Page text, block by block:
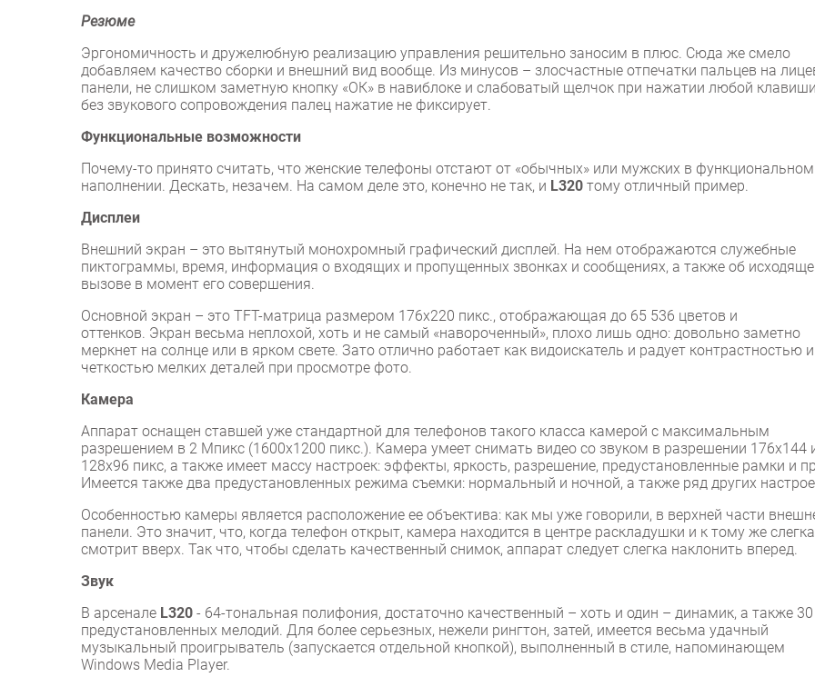
Резюме
Эргономичность и дружелюбную реализацию управления решительно заносим в плюс. Сюда же смело
добавляем качество сборки и внешний вид вообще. Из минусов – злосчастные отпечатки пальцев на
панели, не слишком заметную кнопку «ОК» в навиблоке и слабоватый щелчок при нажатии любой
без звукового сопровождения палец нажатие не фиксирует.
Функциональные возможности
Почему-то принято считать, что женские телефоны отстают от «обычных» или мужских в функциональном
наполнении. Дескать, незачем. На самом деле это, конечно не так, и L320 тому отличный пример.
Дисплеи
Внешний экран – это вытянутый монохромный графический дисплей. На нем отображаются служебные
пиктограммы, время, информация о входящих и пропущенных звонках и сообщениях, а также об
вызове в момент его совершения.
Основной экран – это TFT-матрица размером 176х220 пикс., отображающая до 65 536 цветов и
оттенков. Экран весьма неплохой, хоть и не самый «навороченный», плохо лишь одно: довольно заметно
меркнет на солнце или в ярком свете. Зато отлично работает как видоискатель и радует контрастностью и
четкостью мелких деталей при просмотре фото.
Камера
Аппарат оснащен ставшей уже стандартной для телефонов такого класса камерой с максимальным
разрешением в 2 Мпикс (1600х1200 пикс.). Камера умеет снимать видео со звуком в разрешении 176х144
128х96 пикс, а также имеет массу настроек: эффекты, яркость, разрешение, предустановленные рамки и
Имеется также два предустановленных режима съемки: нормальный и ночной, а также ряд других
Особенностью камеры является расположение ее объектива: как мы уже говорили, в верхней части
панели. Это значит, что, когда телефон открыт, камера находится в центре раскладушки и к тому же слегка
смотрит вверх. Так что, чтобы сделать качественный снимок, аппарат следует слегка наклонить вперед.
Звук
В арсенале L320 - 64-тональная полифония, достаточно качественный – хоть и один – динамик, а также 30
предустановленных мелодий. Для более серьезных, нежели рингтон, затей, имеется весьма удачный
музыкальный проигрыватель (запускается отдельной кнопкой), выполненный в стиле, напоминающем
Windows Media Player.